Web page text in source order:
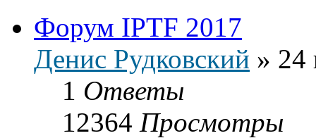
Форум IPTF 2017
Денис Рудковский » 24
1 Ответы
12364 Просмотры